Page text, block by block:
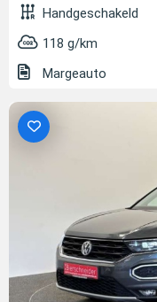
Handgeschakeld
118 g/km
Margeauto